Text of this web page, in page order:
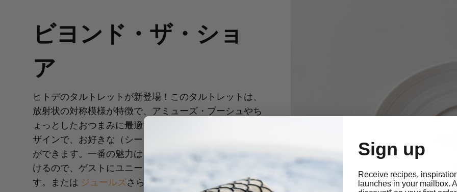
ビヨンド・ザ・ショ
ア
ヒトデのタルトレットが新登場！このタルトレットは、
放射状の対称模様が特徴で、アミューズ・ブーシュやち
ょっとしたおつまみに最適です。超リアルなヒトデのデ
ザインで、お好きな（シーフードの）具材を詰めること
ができます。一番の魅力は？ひっくり返さずに立ててお
けるので、ゲストにユニークで印象的な演出ができま
す。または ジュールズさらにタルトレットで覆う！
Sign up
Receive recipes,
launches in your mailbox.